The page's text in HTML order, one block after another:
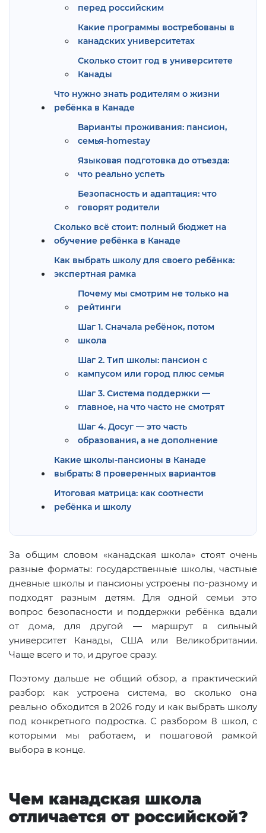
перед российским
Какие программы востребованы в
канадских университетах
Сколько стоит год в университете
Канады
Что нужно знать родителям о жизни
ребёнка в Канаде
Варианты проживания: пансион,
семья-homestay
Языковая подготовка до отъезда:
что реально успеть
Безопасность и адаптация: что
говорят родители
Сколько всё стоит: полный бюджет на
обучение ребёнка в Канаде
Как выбрать школу для своего ребёнка:
экспертная рамка
Почему мы смотрим не только на
рейтинги
Шаг 1. Сначала ребёнок, потом
школа
Шаг 2. Тип школы: пансион с
кампусом или город плюс семья
Шаг 3. Система поддержки —
главное, на что часто не смотрят
Шаг 4. Досуг — это часть
образования, а не дополнение
Какие школы-пансионы в Канаде
выбрать: 8 проверенных вариантов
Итоговая матрица: как соотнести
ребёнка и школу
За общим словом «канадская школа» стоят очень
разные форматы: государственные школы, частные
дневные школы и пансионы устроены по-разному и
подходят разным детям. Для одной семьи это
вопрос безопасности и поддержки ребёнка вдали
от дома, для другой — маршрут в сильный
университет Канады, США или Великобритании.
Чаще всего и то, и другое сразу.
Поэтому дальше не общий обзор, а практический
разбор: как устроена система, во сколько она
реально обходится в 2026 году и как выбрать школу
под конкретного подростка. С разбором 8 школ, с
которыми мы работаем, и пошаговой рамкой
выбора в конце.
Чем канадская школа
отличается от российской?